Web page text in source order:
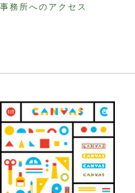
事務所へのアクセス